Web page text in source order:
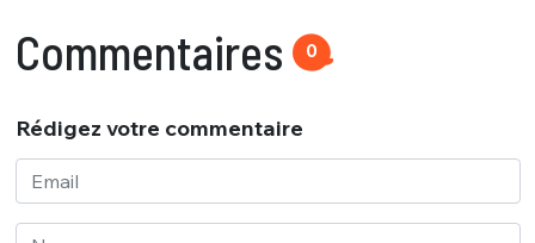
Commentaires 0
Rédigez votre commentaire